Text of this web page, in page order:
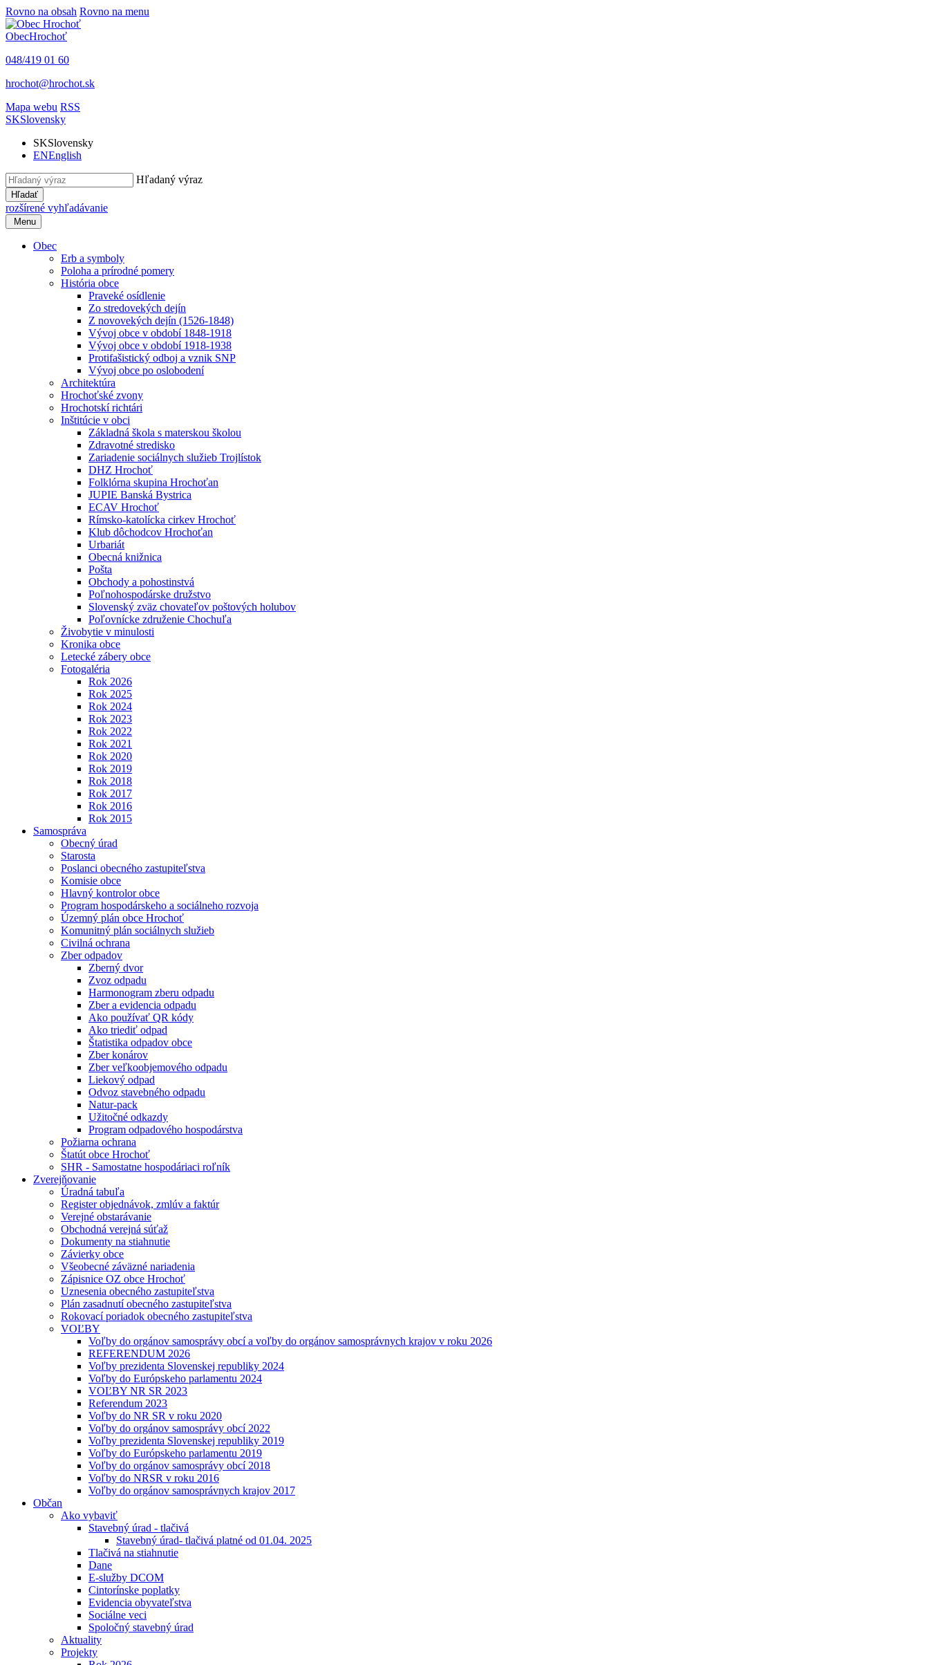
Rovno na obsah Rovno na menu
ObecHrochoť
048/419 01 60
hrochot@hrochot.sk
Mapa webu RSS
SKSlovensky
SKSlovensky
ENEnglish
Hľadaný výraz
Hľadať
rozšírené vyhľadávanie
Menu
Obec
Erb a symboly
Poloha a prírodné pomery
História obce
Praveké osídlenie
Zo stredovekých dejín
Z novovekých dejín (1526-1848)
Vývoj obce v období 1848-1918
Vývoj obce v období 1918-1938
Protifašistický odboj a vznik SNP
Vývoj obce po oslobodení
Architektúra
Hrochoťské zvony
Hrochotskí richtári
Inštitúcie v obci
Základná škola s materskou školou
Zdravotné stredisko
Zariadenie sociálnych služieb Trojlístok
DHZ Hrochoť
Folklórna skupina Hrochoťan
JUPIE Banská Bystrica
ECAV Hrochoť
Rímsko-katolícka cirkev Hrochoť
Klub dôchodcov Hrochoťan
Urbariát
Obecná knižnica
Pošta
Obchody a pohostinstvá
Poľnohospodárske družstvo
Slovenský zväz chovateľov poštových holubov
Poľovnícke združenie Chochuľa
Živobytie v minulosti
Kronika obce
Letecké zábery obce
Fotogaléria
Rok 2026
Rok 2025
Rok 2024
Rok 2023
Rok 2022
Rok 2021
Rok 2020
Rok 2019
Rok 2018
Rok 2017
Rok 2016
Rok 2015
Samospráva
Obecný úrad
Starosta
Poslanci obecného zastupiteľstva
Komisie obce
Hlavný kontrolor obce
Program hospodárskeho a sociálneho rozvoja
Územný plán obce Hrochoť
Komunitný plán sociálnych služieb
Civilná ochrana
Zber odpadov
Zberný dvor
Zvoz odpadu
Harmonogram zberu odpadu
Zber a evidencia odpadu
Ako používať QR kódy
Ako triediť odpad
Štatistika odpadov obce
Zber konárov
Zber veľkoobjemového odpadu
Liekový odpad
Odvoz stavebného odpadu
Natur-pack
Užitočné odkazdy
Program odpadového hospodárstva
Požiarna ochrana
Štatút obce Hrochoť
SHR - Samostatne hospodáriaci roľník
Zverejňovanie
Úradná tabuľa
Register objednávok, zmlúv a faktúr
Verejné obstarávanie
Obchodná verejná súťaž
Dokumenty na stiahnutie
Závierky obce
Všeobecné záväzné nariadenia
Zápisnice OZ obce Hrochoť
Uznesenia obecného zastupiteľstva
Plán zasadnutí obecného zastupiteľstva
Rokovací poriadok obecného zastupiteľstva
VOĽBY
Voľby do orgánov samosprávy obcí a voľby do orgánov samosprávnych krajov v roku 2026
REFERENDUM 2026
Voľby prezidenta Slovenskej republiky 2024
Voľby do Európskeho parlamentu 2024
VOĽBY NR SR 2023
Referendum 2023
Voľby do NR SR v roku 2020
Voľby do orgánov samosprávy obcí 2022
Voľby prezidenta Slovenskej republiky 2019
Voľby do Európskeho parlamentu 2019
Voľby do orgánov samosprávy obcí 2018
Voľby do NRSR v roku 2016
Voľby do orgánov samosprávnych krajov 2017
Občan
Ako vybaviť
Stavebný úrad - tlačivá
Stavebný úrad- tlačivá platné od 01.04. 2025
Tlačivá na stiahnutie
Dane
E-služby DCOM
Cintorínske poplatky
Evidencia obyvateľstva
Sociálne veci
Spoločný stavebný úrad
Aktuality
Projekty